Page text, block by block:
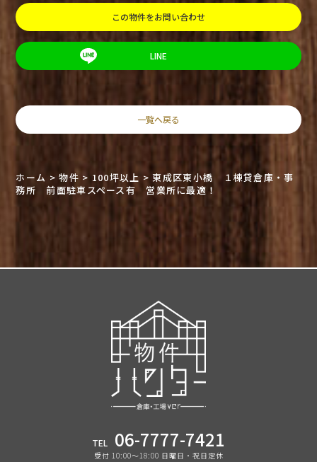
この物件をお問い合わせ
LINE
一覧へ戻る
ホーム >物件 > 100坪以上 >東成区東小橋 １棟貸倉庫・事
務所 前面駐車スペース有 営業所に最適！
TEL 06-7777-7421
受付 10:00〜18:00 日曜日・祝日定休